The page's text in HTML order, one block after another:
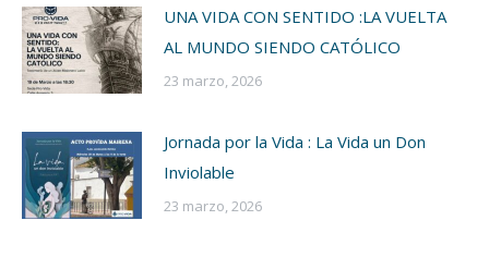
UNA VIDA CON SENTIDO :LA VUELTA
AL MUNDO SIENDO CATÓLICO
23 marzo, 2026
Jornada por la Vida : La Vida un Don
Inviolable
23 marzo, 2026